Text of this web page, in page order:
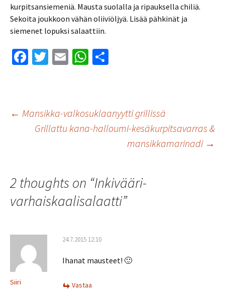
kurpitsansiemeniä. Mausta suolalla ja ripauksella chiliä.
Sekoita joukkoon vähän oliiviöljyä. Lisää pähkinät ja
siemenet lopuksi salaattiin.
Fa
o
o
k
T
er
E
W
sA
p
p
Artikkelien
← Mansikka-valkosuklaanyytti grillissä
Grillattu kana-halloumi-kesäkurpitsavarras &
mansikkamarinadi →
2 thoughts on “Inkivääri-
varhaiskaalisalaatti”
Siiri
24.7.2015 12:10
Ihanat mausteet! 🙂
Vastaa